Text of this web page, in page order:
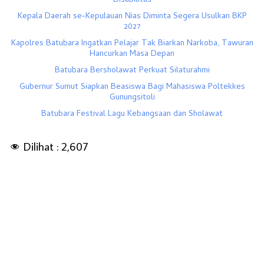
Kepala Daerah se-Kepulauan Nias Diminta Segera Usulkan BKP
2027
Kapolres Batubara Ingatkan Pelajar Tak Biarkan Narkoba, Tawuran
Hancurkan Masa Depan
Batubara Bersholawat Perkuat Silaturahmi
Gubernur Sumut Siapkan Beasiswa Bagi Mahasiswa Poltekkes
Gunungsitoli
Batubara Festival Lagu Kebangsaan dan Sholawat
Dilihat : 2,607